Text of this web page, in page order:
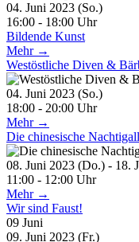
04. Juni 2023 (So.)
16:00 - 18:00 Uhr
Bildende Kunst
Mehr →
Westöstliche Diven &
04. Juni 2023 (So.)
18:00 - 20:00 Uhr
Mehr →
Die chinesische Nachtigall
08. Juni 2023 (Do.) - 18.
11:00 - 12:00 Uhr
Mehr →
Wir sind Faust!
09 Juni
09. Juni 2023 (Fr.)